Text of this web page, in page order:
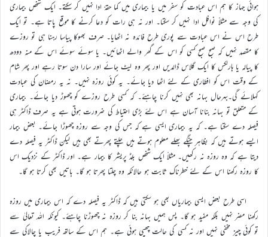
ہوائی جہاز کا ہم اس عبادت کو سفر میں یا بیماری میں کما حقہٗ ادا نہیں کر سکتے۔ ایک شخص بیماری
کی وجہ سے مثلاً نوافل ادا نہیں کر سکتا۔ اور نہ ہی رات کو دعا کرنے کا موقع پاتا ہے۔ تو ایک
طرح اس نے اس عبادت سے پوری طرح فائدہ نہ اٹھایا۔ صرف بھوکا پیاسا رہنا ہی تو روزے
کا مقصد نہیں کہ صبح صبح کسی کو اس کے گھر والے اٹھائیں۔ یا سوئے سوئے اس کے منہ دودھ
کا پیالہ یا ہارلکس کا ایک گلاس ڈالدیں اور پھر وہ لیٹ جائے اور سارا دن سوتا رہے اور پھر شام
کے وقت اس کو افطاری کے لئے اٹھا دیا جائے۔ یہ کوئی روزہ نہیں۔ نہ یہ رمضان کی عبادت
کہلائے گی۔بہرحال بہانہ بھی نہیں کرنا چاہئے۔ کہ کسی طرح روزے کو چھوڑ دیا جائے۔ بیماری
کے متعلق تو بہانہ بنانا آسان ہے اس لئے بڑی احتیاط کی ضرورت ہوتی ہے یہ صرف ڈاکٹر ہی
فیصلہ دے سکتا ہے۔ کہ یہ بیماری ایسی ہے کہ جس کی وجہ سے روزہ چھوڑا جائے۔ بعض بیمار
ایسے ہوتے ہیں کہ بظاہر چنگے بھلے معلوم ہوتے ہیں چلتے پھرتے بھی ہیں لیکن ڈاکٹر یہ فیصلہ دے
دیتا ہے کہ وہ روزہ نہ رکھیں۔ مثلاً ایک شخص بلڈ پریشر کا بیمار ہے۔ اور ڈاکٹر کے نزدیک اس
کا روزہ رکھنا اس کے لئے خطرناک ثابت ہو حالانکہ وہ چلتا پھرتا ہو گا۔ باتیں بھی کرتا ہو گا۔
اسی طرح بعض ایسی بیماریاں بھی ہو سکتی ہیں کہ ڈاکٹر یہ فیصلہ دے کہ اس بیماری میں روزہ
رکھنا مضر نہیں بلکہ مفید ہو گا۔ پس ہمیں بہانہ بنا کر روزہ نہ چھوڑنا چاہئے۔ کیونکہ اللہ تعالیٰ سے
تو کوئی چیز مخفی نہیں اور نہ کسی کی حالت چھپی ہوئی ہے۔ ہم اس کے ساتھ فریب یا چالاکی سے